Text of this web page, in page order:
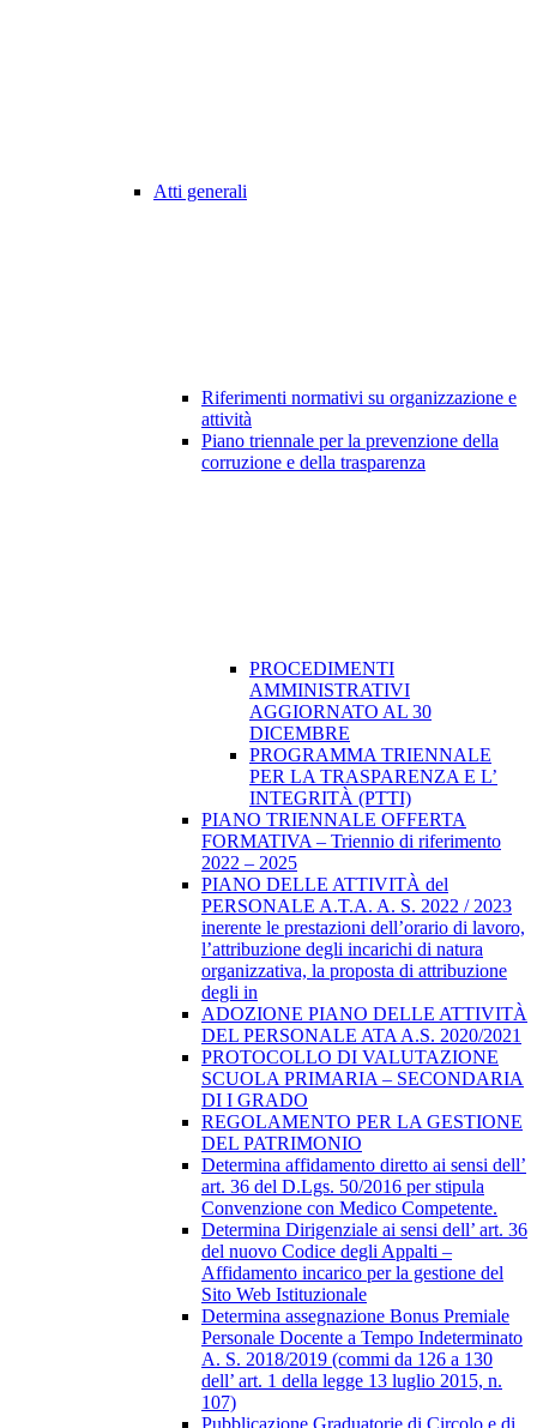
Atti generali
Riferimenti normativi su organizzazione e
attività
Piano triennale per la prevenzione della
corruzione e della trasparenza
PROCEDIMENTI
AMMINISTRATIVI
AGGIORNATO AL 30
DICEMBRE
PROGRAMMA TRIENNALE
PER LA TRASPARENZA E L’
INTEGRITÀ (PTTI)
PIANO TRIENNALE OFFERTA
FORMATIVA – Triennio di riferimento
2022 – 2025
PIANO DELLE ATTIVITÀ del
PERSONALE A.T.A. A. S. 2022 / 2023
inerente le prestazioni dell’orario di lavoro,
l’attribuzione degli incarichi di natura
organizzativa, la proposta di attribuzione
degli in
ADOZIONE PIANO DELLE ATTIVITÀ
DEL PERSONALE ATA A.S. 2020/2021
PROTOCOLLO DI VALUTAZIONE
SCUOLA PRIMARIA – SECONDARIA
DI I GRADO
REGOLAMENTO PER LA GESTIONE
DEL PATRIMONIO
Determina affidamento diretto ai sensi dell’
art. 36 del D.Lgs. 50/2016 per stipula
Convenzione con Medico Competente.
Determina Dirigenziale ai sensi dell’ art. 36
del nuovo Codice degli Appalti –
Affidamento incarico per la gestione del
Sito Web Istituzionale
Determina assegnazione Bonus Premiale
Personale Docente a Tempo Indeterminato
A. S. 2018/2019 (commi da 126 a 130
dell’ art. 1 della legge 13 luglio 2015, n.
107)